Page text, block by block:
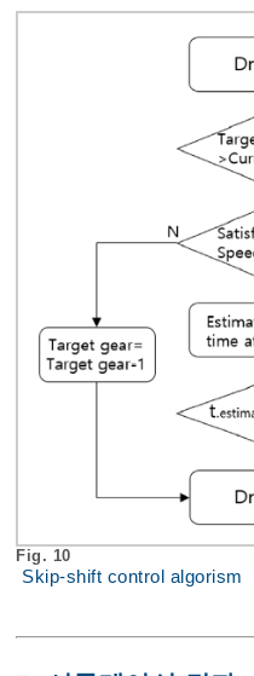
Fig. 10
Skip-shift control algorism